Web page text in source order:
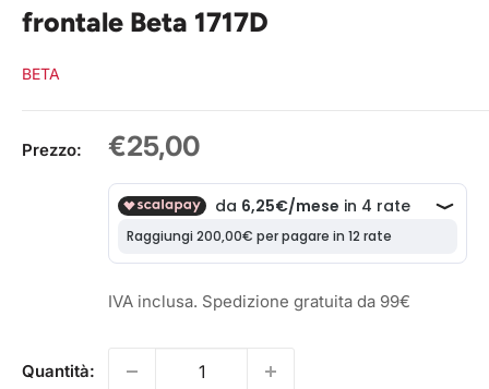
frontale Beta 1717D
BETA
Prezzo:
Prezzo
€25,00
IVA inclusa. Spedizione gratuita da 99€
Quantità: